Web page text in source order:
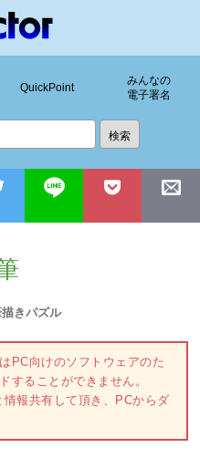
QuickPoint
みんなの
電子署名
きパズル
PC向けのソフトウェアのた
することができません。
報共有して頂き、PCからダ